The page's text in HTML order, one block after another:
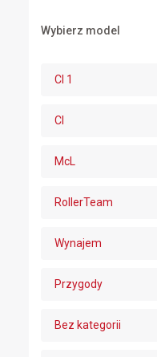
Wybierz model
CI 1
CI
McL
RollerTeam
Wynajem
Przygody
Bez kategorii